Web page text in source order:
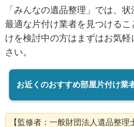
「みんなの遺品整理」では、
最適な片付け業者を見つける
けを検討中の方はまずはお気
さい。
お近くのおすすめ部屋片付け業
【監修者：一般財団法人遺品整理